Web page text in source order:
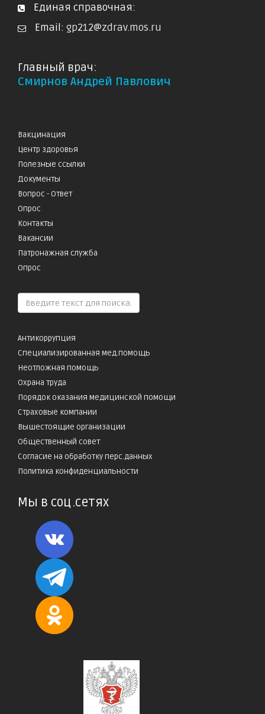
Единая справочная:
Email: gp212@zdrav.mos.ru
Главный врач:
Смирнов Андрей Павлович
Вакцинация
Центр здоровья
Полезные ссылки
Документы
Вопрос - Ответ
Опрос
Контакты
Вакансии
Патронажная служба
Опрос
Антикоррупция
Специализированная мед.помощь
Неотложная помощь
Охрана труда
Порядок оказания медицинской помощи
Страховые компании
Вышестоящие организации
Общественный совет
Согласие на обработку перс.данных
Политика конфиденциальности
Мы в соц.сетях